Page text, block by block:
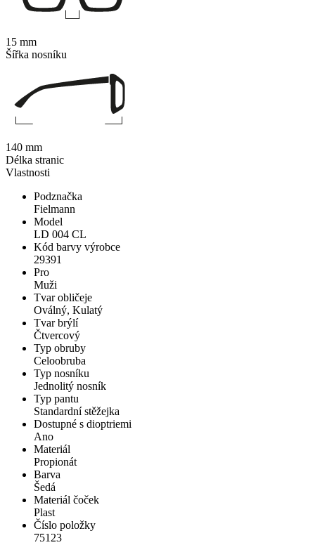
Vlastnosti
Podznačka
Fielmann
Model
LD 004 CL
Kód barvy výrobce
29391
Pro
Muži
Tvar obličeje
Oválný, Kulatý
Tvar brýlí
Čtvercový
Typ obruby
Celoobruba
Typ nosníku
Jednolitý nosník
Typ pantu
Standardní stěžejka
Dostupné s dioptriemi
Ano
Materiál
Propionát
Barva
Šedá
Materiál čoček
Plast
Číslo položky
75123
15 mm
Šířka nosníku
140 mm
Délka stranic